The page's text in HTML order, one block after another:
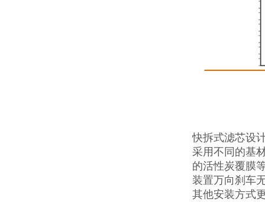
快拆式滤芯设
采用不同的基
的活性炭覆膜
装置万向刹车
其他安装方式